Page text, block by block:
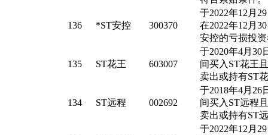
136 *ST安控 300370
于2022年12月
在2022年12月
安控的亏损投
135 ST花王 603007
于2020年4月30
间买入ST花王
卖出或持有ST
134 ST远程 002692
于2018年4月26
间买入ST远程
卖出或持有ST
于2022年12月